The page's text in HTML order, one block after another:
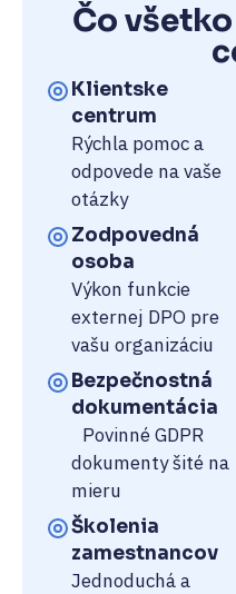
Čo
Klientske
centrum
Rýchla pomoc a
odpovede na vaše
otázky
Zodpovedná
osoba
Výkon funkcie
externej DPO pre
vašu organizáciu
Bezpečnostná
dokumentácia
Povinné GDPR
dokumenty šité na
mieru
Školenia
zamestnancov
Jednoduchá a